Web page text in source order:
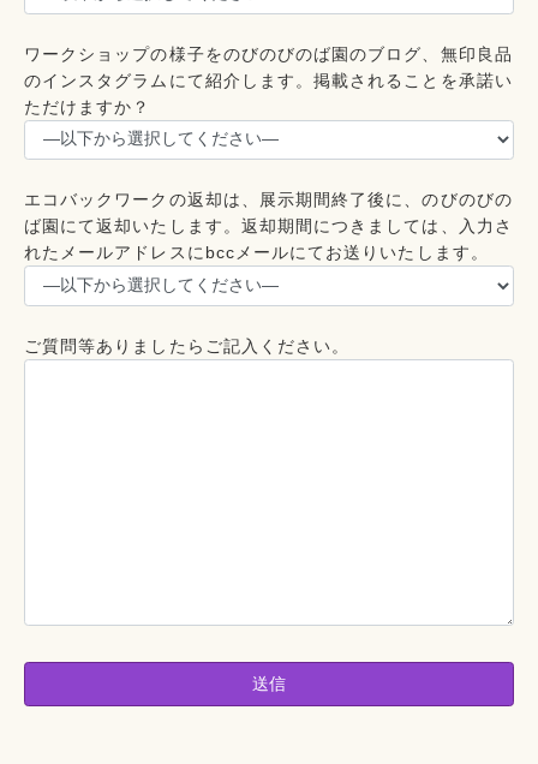
ワークショップの様子をのびのびのば園のブログ、無印良品
のインスタグラムにて紹介します。掲載されることを承諾い
ただけますか？
エコバックワークの返却は、展示期間終了後に、のびのびの
ば園にて返却いたします。返却期間につきましては、入力さ
れたメールアドレスにbccメールにてお送りいたします。
ご質問等ありましたらご記入ください。